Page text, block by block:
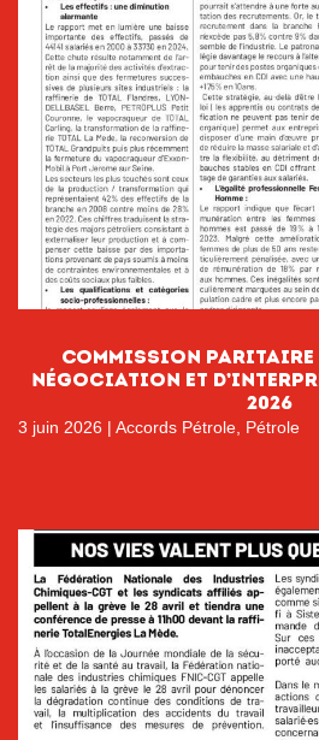
Commission paritaire
négociation et
2026
3 juin 2026 | Accords Pétrole, Pétrole